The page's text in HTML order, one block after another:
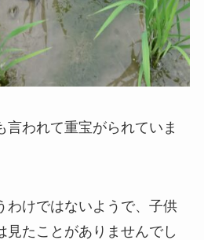
言われて重宝がられていま
わけではないようで、子供
見たことがありませんでし